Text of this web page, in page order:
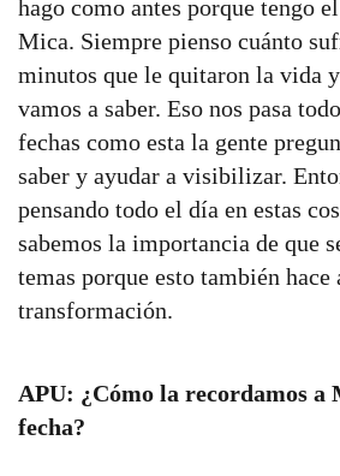
hago como antes porque tengo
Mica. Siempre pienso cuánto
minutos que le quitaron la vida
vamos a saber. Eso nos pasa
fechas como esta la gente
saber y ayudar a visibilizar.
pensando todo el día en estas
sabemos la importancia de que
temas porque esto también hace
transformación.
APU: ¿Cómo la recordamos a
fecha?